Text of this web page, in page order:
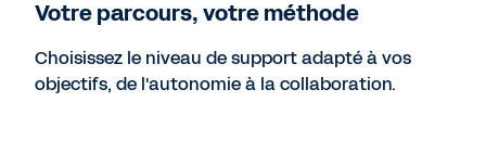
Votre parcours, votre méthode
Choisissez le niveau de support adapté à vos
objectifs, de l'autonomie à la collaboration.